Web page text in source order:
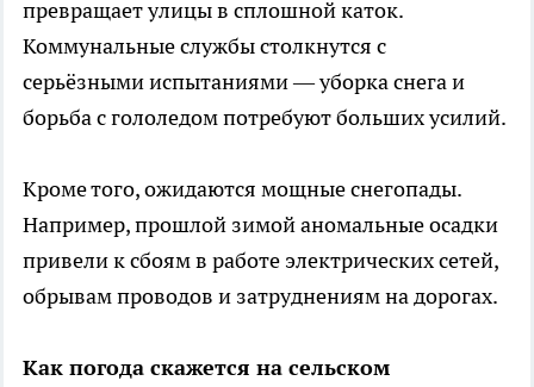
превращает улицы в сплошной каток.
Коммунальные службы столкнутся с
серьёзными испытаниями — уборка снега и
борьба с гололедом потребуют больших усилий.
Кроме того, ожидаются мощные снегопады.
Например, прошлой зимой аномальные осадки
привели к сбоям в работе электрических сетей,
обрывам проводов и затруднениям на дорогах.
Как погода скажется на сельском